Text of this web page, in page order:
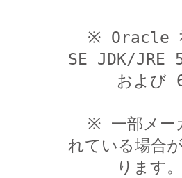
SE JDK/JRE
れている場合